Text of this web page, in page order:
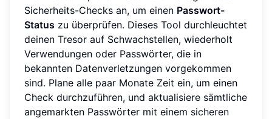
Sicherheits-Checks an, um einen Passwort-
Status zu überprüfen. Dieses Tool durchleuchtet
deinen Tresor auf Schwachstellen, wiederholt
Verwendungen oder Passwörter, die in
bekannten Datenverletzungen vorgekommen
sind. Plane alle paar Monate Zeit ein, um einen
Check durchzuführen, und aktualisiere sämtliche
angemarkten Passwörter mit einem sicheren